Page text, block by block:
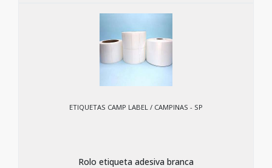
ETIQUETAS CAMP LABEL / CAMPINAS - SP
Rolo etiqueta adesiva branca